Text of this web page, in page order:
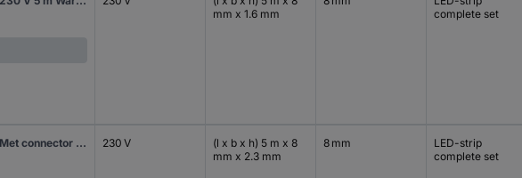
mm x 1.6 mm
complete set
Sygonix SY-5773492 LED-strip complete set Met connector (male) 230 V 5 m Warmwit tot daglichtwit 1 stuk(s) 230 V
(l x b x h) 5 m x 8
mm x 2.3 mm
8 mm
LED-strip
complete set